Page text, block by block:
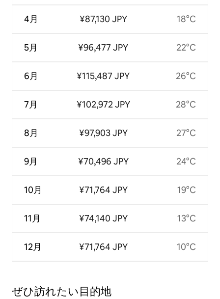
4月
5月
6月
7月
8月
9月
10月
11月
12月
¥87,130 JPY
¥96,477 JPY
¥115,487 JPY
¥102,972 JPY
¥97,903 JPY
¥70,496 JPY
¥71,764 JPY
¥74,140 JPY
¥71,764 JPY
18°C
22°C
26°C
28°C
27°C
24°C
19°C
13°C
10°C
ぜひ訪⁠れ⁠た⁠い目⁠的⁠地